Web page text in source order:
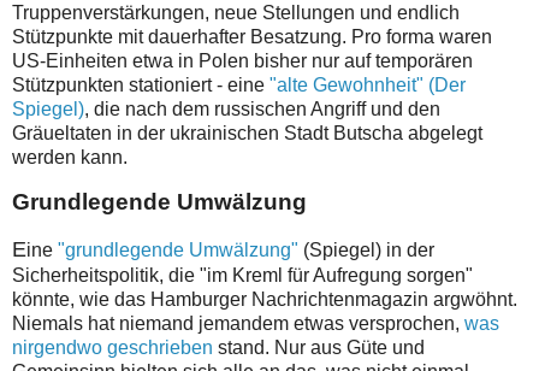
Truppenverstärkungen, neue Stellungen und endlich
Stützpunkte mit dauerhafter Besatzung. Pro forma waren
US-Einheiten etwa in Polen bisher nur auf temporären
Stützpunkten stationiert - eine "alte Gewohnheit" (Der
Spiegel), die nach dem russischen Angriff und den
Gräueltaten in der ukrainischen Stadt Butscha abgelegt
werden kann.
Grundlegende Umwälzung
Eine "grundlegende Umwälzung" (Spiegel) in der
Sicherheitspolitik, die "im Kreml für Aufregung sorgen"
könnte, wie das Hamburger Nachrichtenmagazin argwöhnt.
Niemals hat niemand jemandem etwas versprochen, was
nirgendwo geschrieben stand. Nur aus Güte und